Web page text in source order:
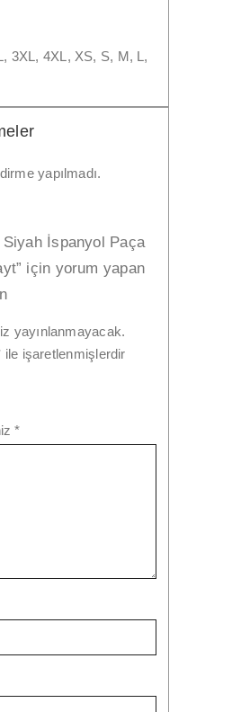
3XL, 4XL, XS, S, M, L,
yapılmadı.
Siyah İspanyol Paça
için yorum yapan
yayınlanmayacak.
ile işaretlenmişlerdir
*